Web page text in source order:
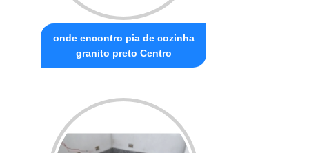
onde encontro pia de cozinha
granito preto Centro